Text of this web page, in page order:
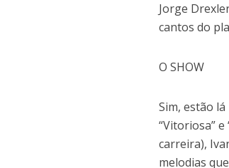
Jorge
cantos do
O SHOW
Sim, estão
“Vitoriosa”
carreira),
melodias